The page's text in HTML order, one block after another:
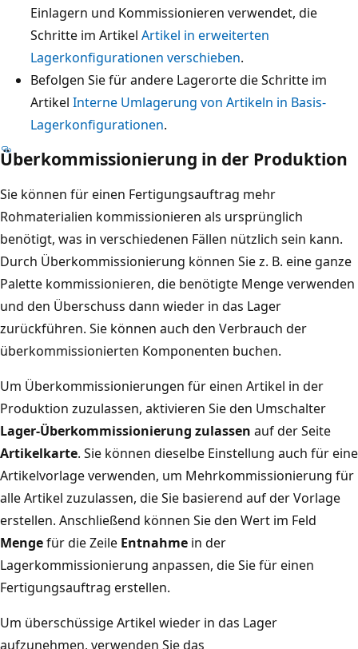
Einlagern und Kommissionieren verwendet, die
Schritte im Artikel Artikel in erweiterten
Lagerkonfigurationen verschieben.
Befolgen Sie für andere Lagerorte die Schritte im
Artikel Interne Umlagerung von Artikeln in Basis-
Lagerkonfigurationen.
Überkommissionierung in der Produktion
Sie können für einen Fertigungsauftrag mehr
Rohmaterialien kommissionieren als ursprünglich
benötigt, was in verschiedenen Fällen nützlich sein kann.
Durch Überkommissionierung können Sie z. B. eine ganze
Palette kommissionieren, die benötigte Menge verwenden
und den Überschuss dann wieder in das Lager
zurückführen. Sie können auch den Verbrauch der
überkommissionierten Komponenten buchen.
Um Überkommissionierungen für einen Artikel in der
Produktion zuzulassen, aktivieren Sie den Umschalter
Lager-Überkommissionierung zulassen auf der Seite
Artikelkarte. Sie können dieselbe Einstellung auch für eine
Artikelvorlage verwenden, um Mehrkommissionierung für
alle Artikel zuzulassen, die Sie basierend auf der Vorlage
erstellen. Anschließend können Sie den Wert im Feld
Mengefür die Zeile Entnahme in der
Lagerkommissionierung anpassen, die Sie für einen
Fertigungsauftrag erstellen.
Um überschüssige Artikel wieder in das Lager
aufzunehmen, verwenden Sie das